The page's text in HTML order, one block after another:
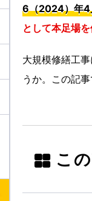
6（2024）年4
として本足場を
大規模修繕工
うか。この記事
こ